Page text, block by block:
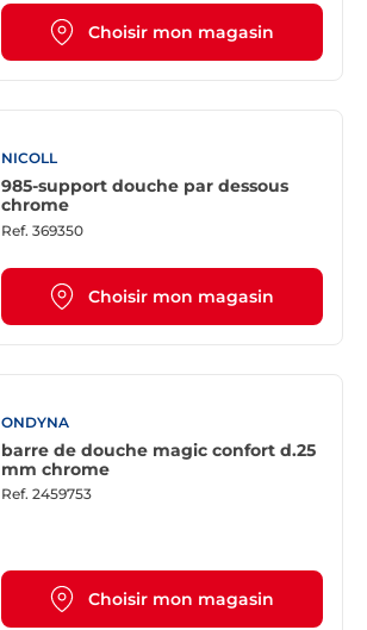
Choisir mon magasin
NICOLL
985-support douche par dessous
chrome
Ref. 369350
Choisir mon magasin
ONDYNA
barre de douche magic confort d.25
mm chrome
Ref. 2459753
Choisir mon magasin